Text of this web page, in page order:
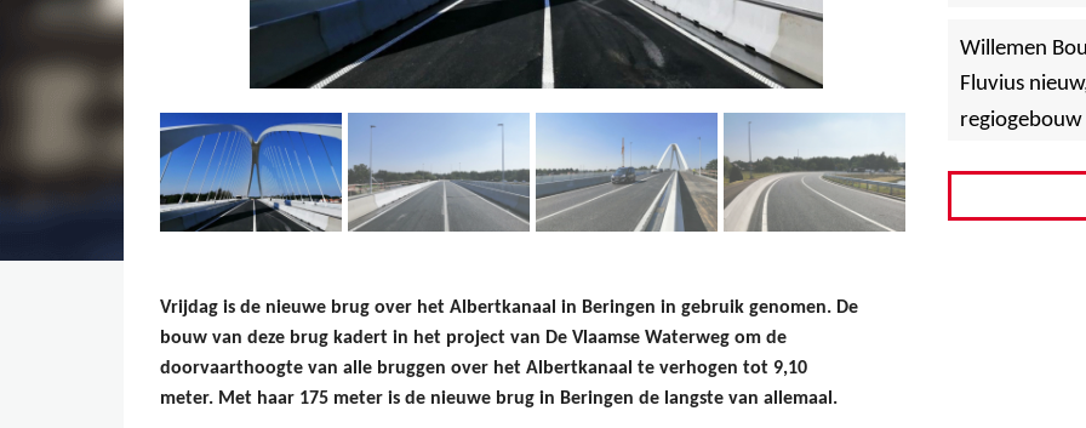
Vrijdag is de nieuwe brug over het Albertkanaal in Beringen in gebruik genomen. De
bouw van deze brug kadert in het project van De Vlaamse Waterweg om de
doorvaarthoogte van alle bruggen over het Albertkanaal te verhogen tot 9,10
meter. Met haar 175 meter is de nieuwe brug in Beringen de langste van allemaal.
Willemen
Fluvius